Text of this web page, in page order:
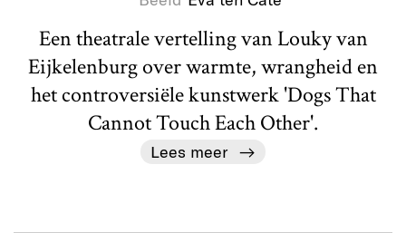
Een theatrale vertelling van Louky van
Eijkelenburg over warmte, wrangheid en
het controversiële kunstwerk 'Dogs That
Cannot Touch Each Other'.
Lees meer